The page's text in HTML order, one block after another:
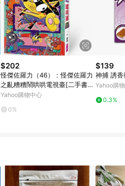
$202
怪傑佐羅力（46）：怪傑佐羅力
之亂糟糟鬧哄哄電視臺[二手書_
良好]
Yahoo購物中心
0%
$139
神捕 誘
Yahoo購
0.3%